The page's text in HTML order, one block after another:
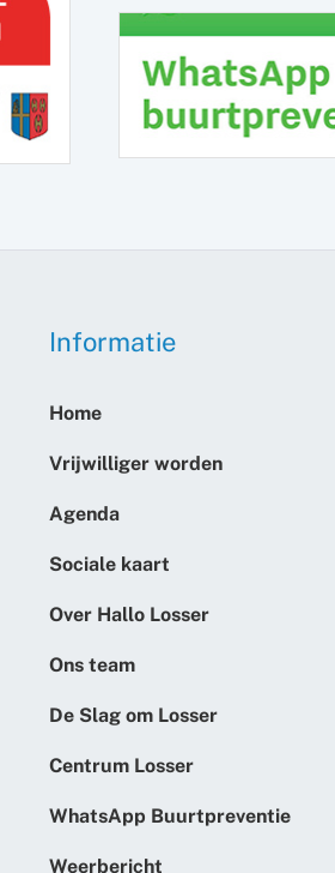
Informatie
Home
Vrijwilliger worden
Agenda
Sociale kaart
Over Hallo Losser
Ons team
De Slag om Losser
Centrum Losser
WhatsApp Buurtpreventie
Weerbericht